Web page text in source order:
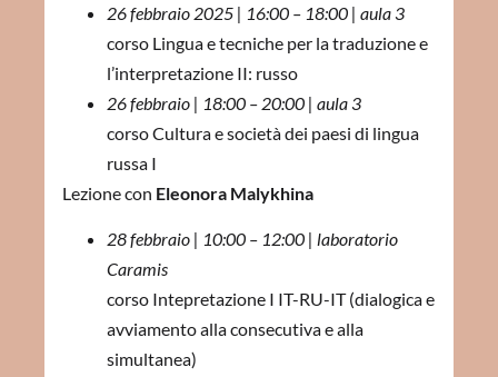
26 febbraio 2025 | 16:00 – 18:00 | aula 3
corso Lingua e tecniche per la traduzione e
l’interpretazione II: russo
26 febbraio | 18:00 – 20:00 | aula 3
corso Cultura e società dei paesi di lingua
russa I
Lezione con Eleonora Malykhina
28 febbraio | 10:00 – 12:00 | laboratorio
Caramis
corso Intepretazione I IT-RU-IT (dialogica e
avviamento alla consecutiva e alla
simultanea)